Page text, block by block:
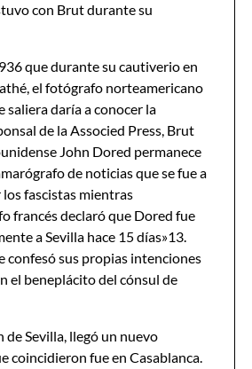
con Brut durante su
que durante su cautiverio en
el fotógrafo norteamericano
daría a conocer la
de la Associed Press, Brut
John Dored permanece
de noticias que se fue a
fascistas mientras
francés declaró que Dored fue
a Sevilla hace 15 días»13.
confesó sus propias intenciones
el beneplácito del cónsul de
Sevilla, llegó un nuevo
coincidieron fue en Casablanca.